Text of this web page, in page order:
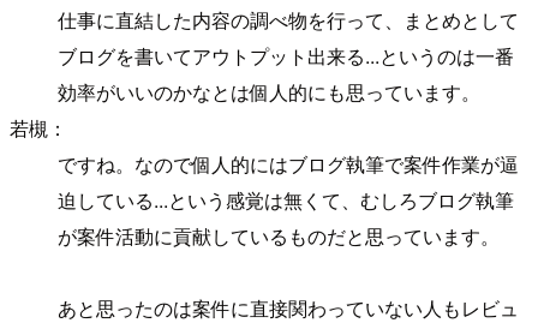
仕事に直結した内容の調べ物を行って、まとめとして
ブログを書いてアウトプット出来る...というのは一番
効率がいいのかなとは個人的にも思っています。
若槻：
ですね。なので個人的にはブログ執筆で案件作業が逼
迫している...という感覚は無くて、むしろブログ執筆
が案件活動に貢献しているものだと思っています。
あと思ったのは案件に直接関わっていない人もレビュ